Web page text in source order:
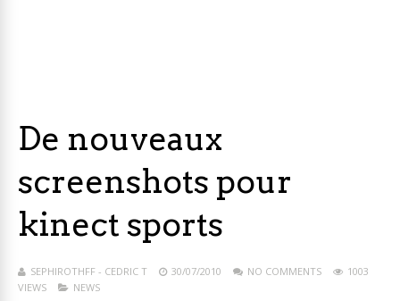
De nouveaux
screenshots pour
kinect sports
SEPHIROTHFF - CEDRIC T 30/07/2010 NO COMMENTS
1003
VIEWS
NEWS